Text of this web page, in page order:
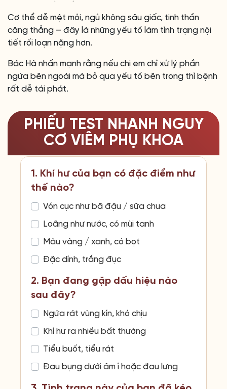
Cơ thể dễ mệt mỏi, ngủ không sâu giấc, tinh thần
căng thẳng – đây là những yếu tố làm tình trạng nội
tiết rối loạn nặng hơn.
Bác Hà nhấn mạnh rằng nếu chị em chỉ xử lý phần
ngứa bên ngoài mà bỏ qua yếu tố bên trong thì bệnh
rất dễ tái phát.
PHIẾU TEST NHANH NGUY
CƠ VIÊM PHỤ KHOA
1. Khí hư của bạn có đặc điểm như
thế nào?
Vón cục như bã đậu / sữa chua
Loãng như nước, có mùi tanh
Màu vàng / xanh, có bọt
Đặc dính, trắng đục
2. Bạn đang gặp dấu hiệu nào
sau đây?
Ngứa rát vùng kín, khó chịu
Khí hư ra nhiều bất thường
Tiểu buốt, tiểu rát
Đau bụng dưới âm ỉ hoặc đau lưng